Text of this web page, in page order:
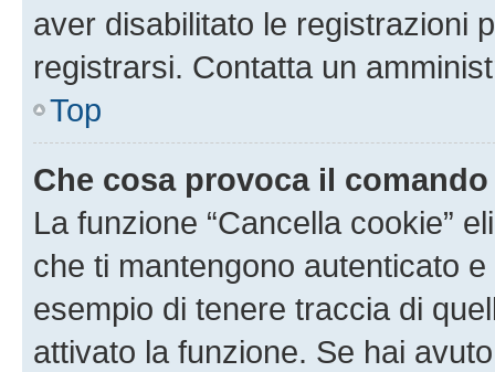
aver disabilitato le registrazioni
registrarsi. Contatta un
Top
Che cosa provoca il
La funzione “Cancella cookie”
che ti mantengono autenticato
esempio di tenere traccia di
attivato la funzione. Se hai